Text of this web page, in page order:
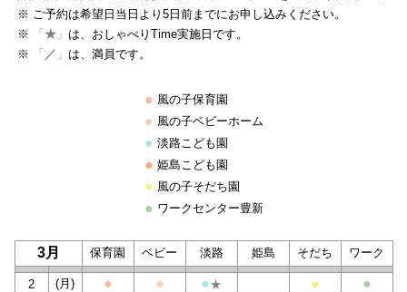
※ ご予約は希望日当日より5日前までにお申し込みください。
※
「 ★ 」 は、おしゃべりTime実施日です。
※
「 ／ 」 は、満員です。
● 風の子保育園
● 風の子ベビーホーム
● 淡路こども園
● 姫島こども園
● 風の子そだち園
● ワークセンター豊新
3月 保育園 ベビー 淡路 姫島 そだち ワーク
2 (月) ● ● ● ★ ● ●